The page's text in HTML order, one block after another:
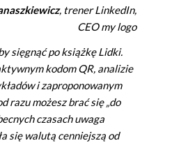
, trener LinkedIn,
CEO my logo
sięgnąć po książkę Lidki.
kodom QR, analizie
i zaproponowanym
razu możesz brać się „do
czasach uwaga
się walutą cenniejszą od